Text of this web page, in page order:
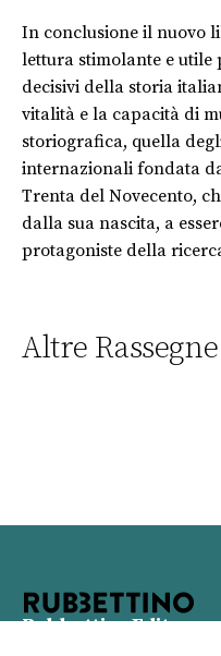
In conclusione il nuovo
lettura stimolante e
decisivi della storia
vitalità e la capacità di
storiografica, quella d
internazionali fondata
Trenta del Novecento,
dalla sua nascita, a
protagoniste della
Altre Rassegne
Rubbettino Editore